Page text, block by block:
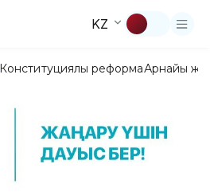
KZ
Конституциялық реформаАрнайы